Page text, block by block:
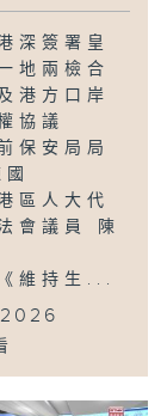
深簽署皇
地兩檢合
港方口岸
協議
保安局局
區人大代
會議員 陳
維持生...